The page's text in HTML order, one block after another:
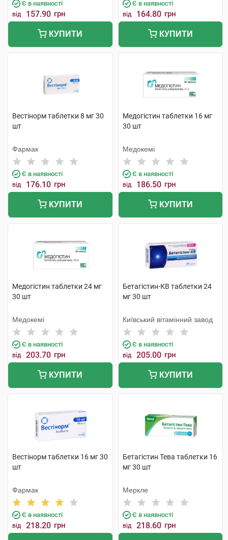
Є в наявності
від 157.90 грн
КУПИТИ
Є в наявності
від 164.80 грн
КУПИТИ
Вестінорм таблетки 8 мг 30
шт
Фармак
Є в наявності
від 176.10 грн
КУПИТИ
Медогістин таблетки 16 мг
30 шт
Медокемі
Є в наявності
від 186.50 грн
КУПИТИ
Медогістин таблетки 24 мг
30 шт
Медокемі
Є в наявності
від 203.70 грн
КУПИТИ
Бетагістин-КВ таблетки 24
мг 30 шт
Київський вітамінний завод
Є в наявності
від 205.00 грн
КУПИТИ
Вестінорм таблетки 16 мг 30
шт
Фармак
Є в наявності
від 218.20 грн
Бетагістин Тева таблетки 16
мг 30 шт
Меркле
Є в наявності
від 218.60 грн